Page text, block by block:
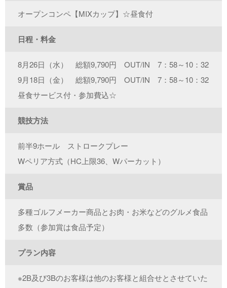
オープンコンペ【MIXカップ】☆昼食付
日程・料金
8月26日（水） 総額9,790円 OUT/IN 7：58～10：32
9月18日（金） 総額9,790円 OUT/IN 7：58～10：32
昼食サービス付・参加費込☆
競技方法
前半9ホール ストロークプレー
Wペリア方式（HC上限36、Wパーカット）
賞品
多種ゴルフメーカー商品とお肉・お米などのグルメ食品
多数（参加賞は食品予定）
プラン内容
※2B及び3Bのお客様は他のお客様と組合せとさせていた